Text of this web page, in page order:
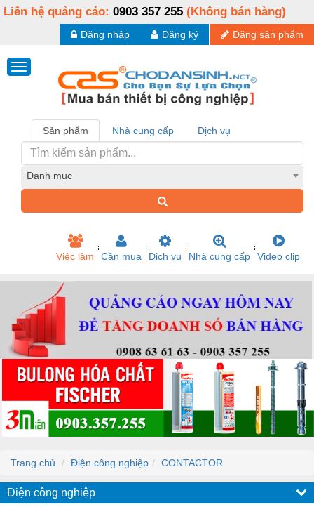
Liên hệ quảng cáo: 0903 357 255 (Không bán hàng)
Đăng sản phẩm
Đăng ký
Đăng nhập
Sản phẩm Nhà cung cấp Dịch vụ
Danh mục
Việc làm Cần mua Dịch vụ Nhà cung cấp Video clip
Trang chủ Điện công nghiệp CONTACTOR
Điện công nghiệp